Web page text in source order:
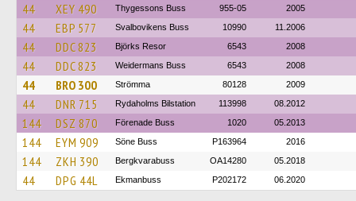
44 XEY 490 Thygessons Buss 955-05 2005
44 EBP 577 Svalbovikens Buss 10990 11.2006
44 DDC 823 Björks Resor 6543 2008
44 DDC 823 Weidermans Buss 6543 2008
44 BRO 300 Strömma 80128 2009
44 DNR 715 Rydaholms Bilstation 113998 08.2012
144 DSZ 870 Förenade Buss 1020 05.2013
144 EYM 909 Söne Buss P163964 2016
144 ZKH 390 Bergkvarabuss OA14280 05.2018
44 DPG 44L Ekmanbuss P202172 06.2020